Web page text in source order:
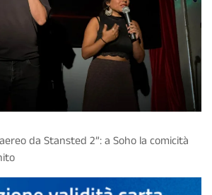
da Stansted 2”: a Soho la comicità